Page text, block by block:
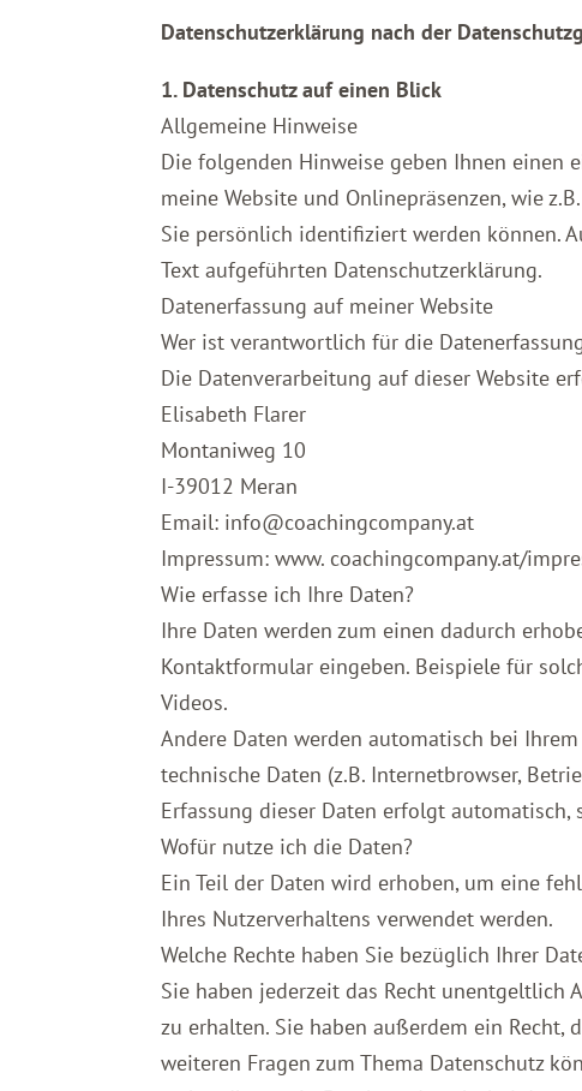
Datenschutzerklärung nach der
1. Datenschutz auf einen Blick
Allgemeine Hinweise
Die folgenden Hinweise geben Ihnen einen
meine Website und Onlinepräsenzen, wie
Sie persönlich identifiziert werden können.
Text aufgeführten Datenschutzerklärung.
Datenerfassung auf meiner Website
Wer ist verantwortlich für die
Die Datenverarbeitung auf dieser Website
Elisabeth Flarer
Montaniweg 10
I-39012 Meran
Email: info@coachingcompany.at
Impressum: www. coachingcompany.at/
Wie erfasse ich Ihre Daten?
Ihre Daten werden zum einen dadurch
Kontaktformular eingeben. Beispiele für
Videos.
Andere Daten werden automatisch bei
technische Daten (z.B. Internetbrowser,
Erfassung dieser Daten erfolgt automatisch,
Wofür nutze ich die Daten?
Ein Teil der Daten wird erhoben, um eine
Ihres Nutzerverhaltens verwendet werden.
Welche Rechte haben Sie bezüglich Ihrer
Sie haben jederzeit das Recht unentgeltlich
zu erhalten. Sie haben außerdem ein Recht,
weiteren Fragen zum Thema Datenschutz